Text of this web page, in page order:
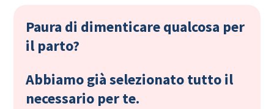
Paura di dimenticare qualcosa per
il parto?
Abbiamo già selezionato tutto il
necessario per te.